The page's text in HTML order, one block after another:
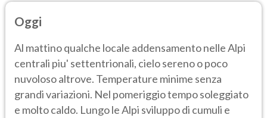
Oggi
Al mattino qualche locale addensamento nelle Alpi
centrali piu' settentrionali, cielo sereno o poco
nuvoloso altrove. Temperature minime senza
grandi variazioni. Nel pomeriggio tempo soleggiato
e molto caldo. Lungo le Alpi sviluppo di cumuli e